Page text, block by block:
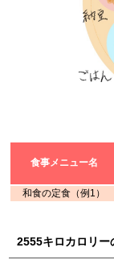
食事メニュー名
和食の定食（例1）
2555キロカロリー